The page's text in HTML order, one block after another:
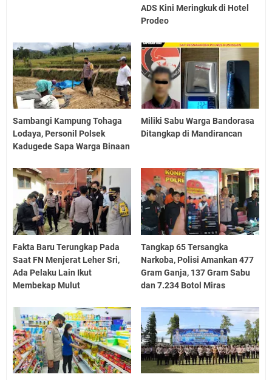
ADS Kini Meringkuk di Hotel
Prodeo
Sambangi Kampung Tohaga
Lodaya, Personil Polsek
Kadugede Sapa Warga Binaan
Miliki Sabu Warga Bandorasa
Ditangkap di Mandirancan
Fakta Baru Terungkap Pada
Saat FN Menjerat Leher Sri,
Ada Pelaku Lain Ikut
Membekap Mulut
Tangkap 65 Tersangka
Narkoba, Polisi Amankan 477
Gram Ganja, 137 Gram Sabu
dan 7.234 Botol Miras